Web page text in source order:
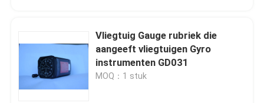
Vliegtuig Gauge rubriek die
aangeeft vliegtuigen Gyro
instrumenten GD031
MOQ：1 stuk